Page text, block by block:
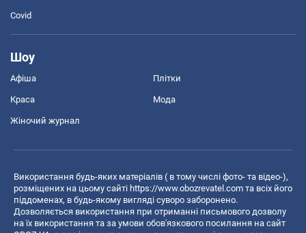
Covid
Шоу
Афіша Плітки
Краса Мода
Жіночий журнал
Використання будь-яких матеріалів ( в тому числі фото- та відео-),
розміщених на цьому сайті https://www.obozrevatel.com та всіх його
піддоменах, в будь-якому вигляді суворо заборонено.
Дозволяється використання при отриманні письмового дозволу
на їх використання та за умови обов'язкового посилання на сайт